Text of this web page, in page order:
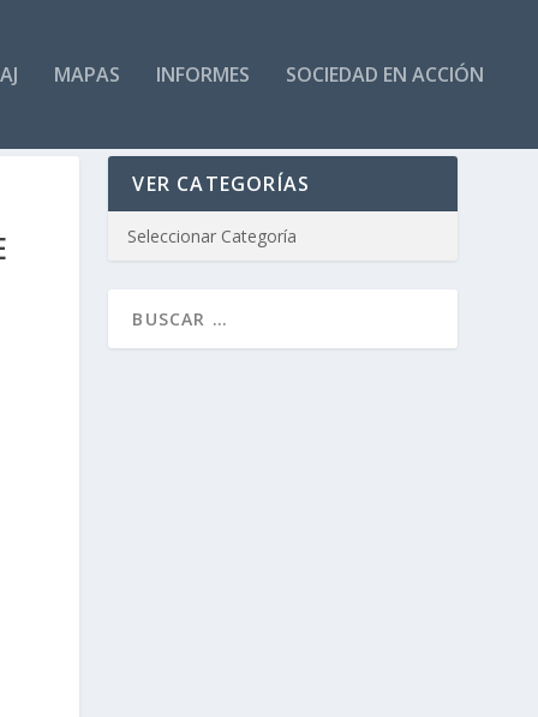
MAPAS INFORMES SOCIEDAD EN ACCIÓN
VER CATEGORÍAS